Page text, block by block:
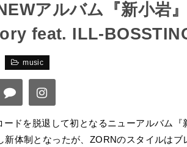
アルバム『新小岩
feat. ILL-
music
ードを脱退して初となるニューアルバム『
新体制となったが、ZORNのスタイルは